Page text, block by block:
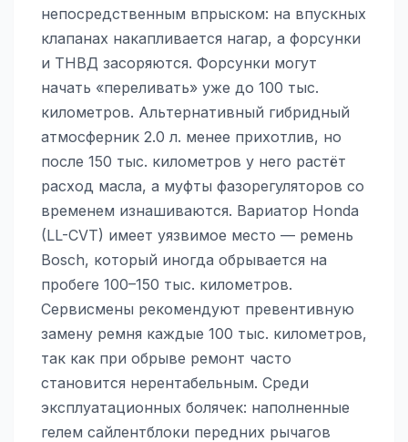
непосредственным впрыском: на впускных
клапанах накапливается нагар, а форсунки
и ТНВД засоряются. Форсунки могут
начать «переливать» уже до 100 тыс.
километров. Альтернативный гибридный
атмосферник 2.0 л. менее прихотлив, но
после 150 тыс. километров у него растёт
расход масла, а муфты фазорегуляторов со
временем изнашиваются. Вариатор Honda
(LL-CVT) имеет уязвимое место — ремень
Bosch, который иногда обрывается на
пробеге 100–150 тыс. километров.
Сервисмены рекомендуют превентивную
замену ремня каждые 100 тыс. километров,
так как при обрыве ремонт часто
становится нерентабельным. Среди
эксплуатационных болячек: наполненные
гелем сайлентблоки передних рычагов